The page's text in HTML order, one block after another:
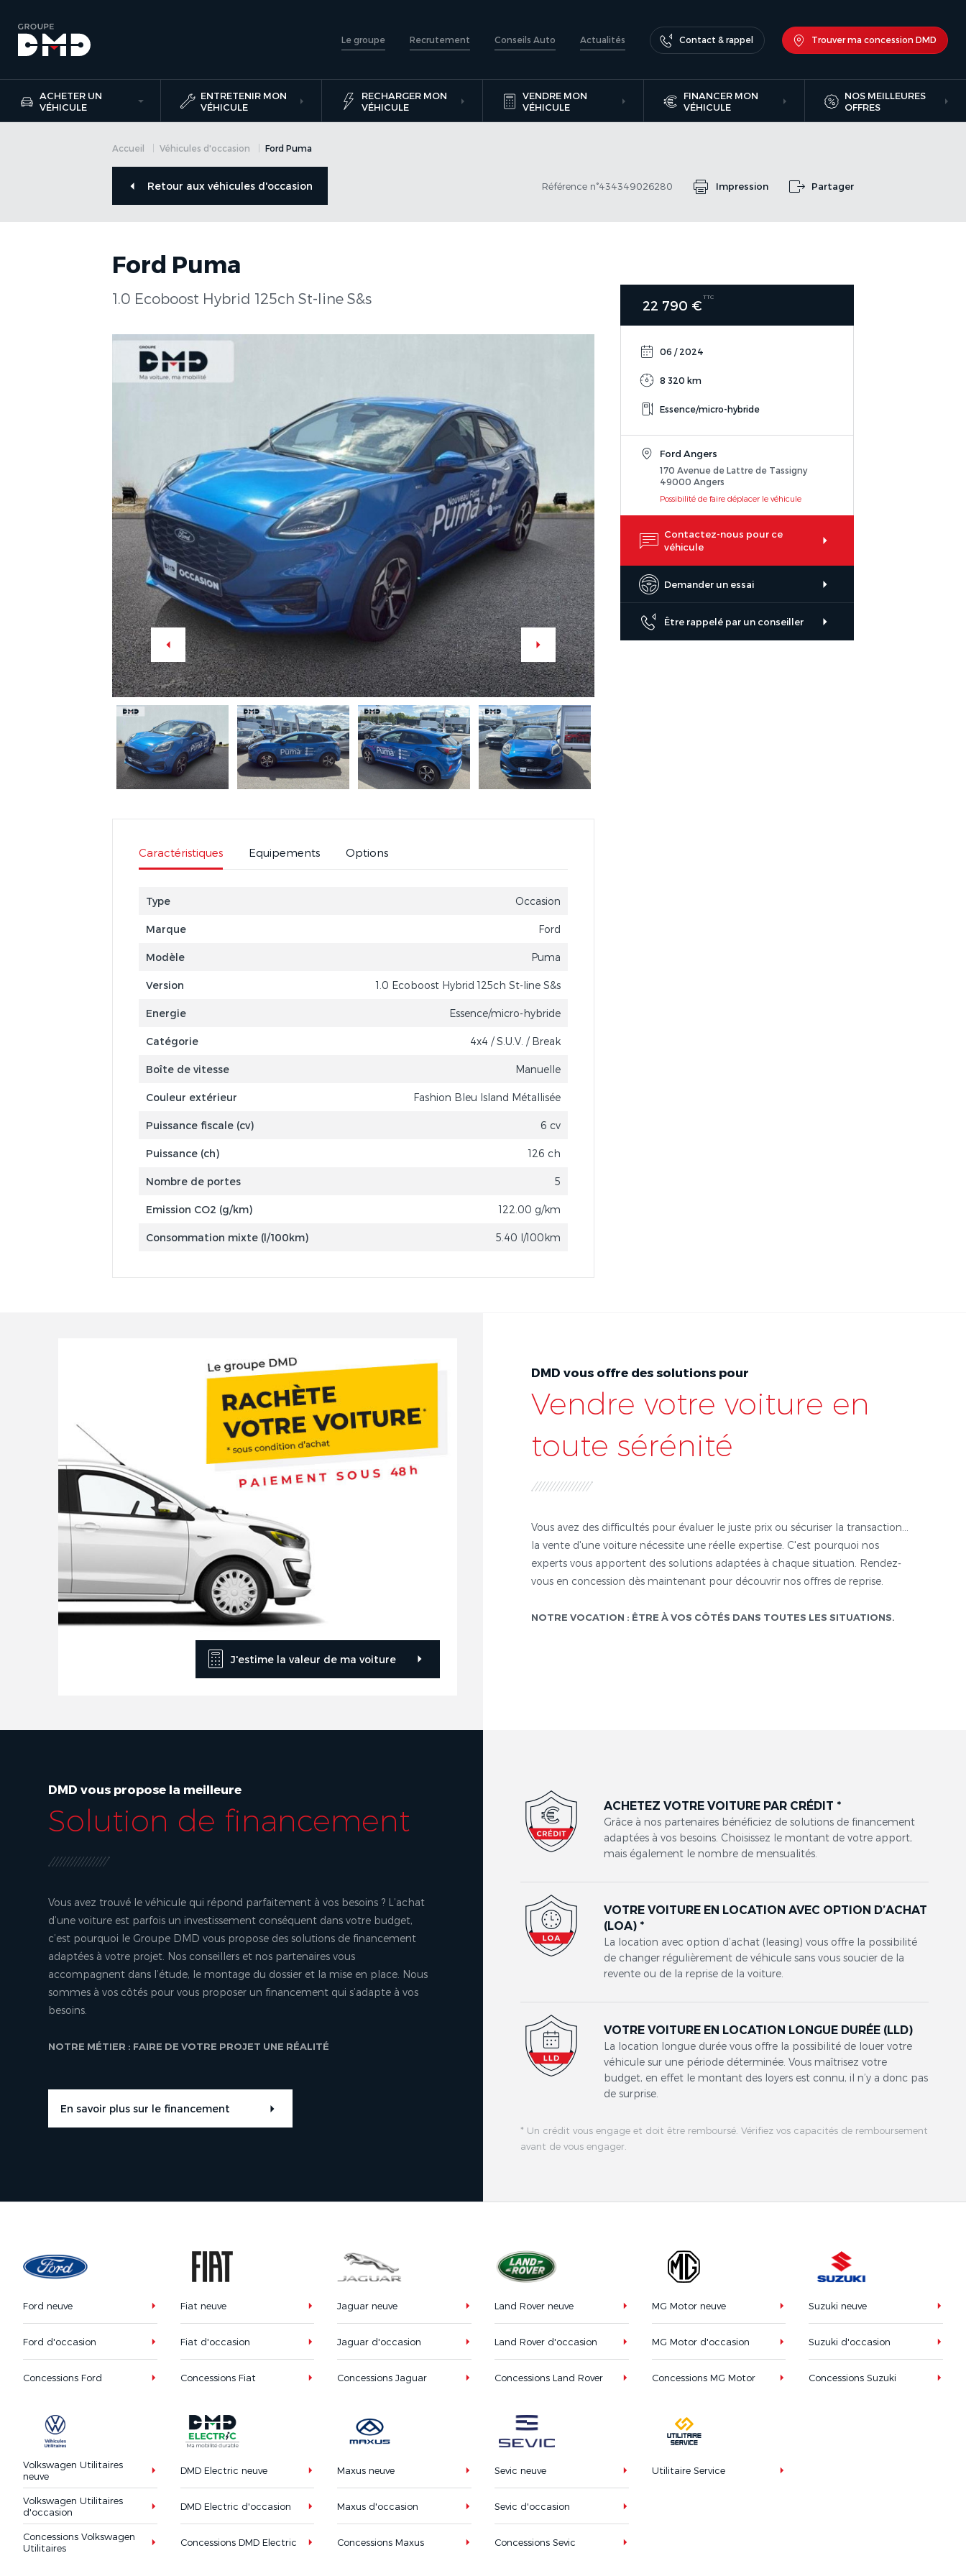
Le groupe Recrutement Conseils Auto Actualités Contact & rappel Trouver ma concession DMD
ACHETER UN
VÉHICULE
ENTRETENIR MON
VÉHICULE
RECHARGER MON
VÉHICULE
VENDRE MON
VÉHICULE
FINANCER MON
VÉHICULE
NOS MEILLEURES
OFFRES
Accueil Véhicules d'occasion Ford Puma
Retour aux véhicules d'occasion Référence n°434349026280 Impression Partager
Ford Puma
1.0 Ecoboost Hybrid 125ch St-line S&s 22 790 €
TTC
06 / 2024
8 320 km
Essence/micro-hybride
Ford Angers
170 Avenue de Lattre de Tassigny
49000 Angers
Possibilité de faire déplacer le véhicule
Contactez-nous pour ce
véhicule
Demander un essai
Être rappelé par un conseiller
Caractéristiques Equipements Options
Type Occasion
Marque Ford
Modèle Puma
Version 1.0 Ecoboost Hybrid 125ch St-line S&s
Energie Essence/micro-hybride
Catégorie 4x4 / S.U.V. / Break
Boîte de vitesse Manuelle
Couleur extérieur Fashion Bleu Island Métallisée
Puissance fiscale (cv) 6 cv
Puissance (ch) 126 ch
Nombre de portes 5
Emission CO2 (g/km) 122.00 g/km
Consommation mixte (l/100km) 5.40 l/100km
J'estime la valeur de ma voiture
DMD vous offre des solutions pour
Vendre votre voiture en
toute sérénité
Vous avez des difficultés pour évaluer le juste prix ou sécuriser la transaction...
la vente d'une voiture nécessite une réelle expertise. C'est pourquoi nos
experts vous apportent des solutions adaptées à chaque situation. Rendez-
vous en concession dès maintenant pour découvrir nos offres de reprise.
NOTRE VOCATION : ÊTRE À VOS CÔTÉS DANS TOUTES LES SITUATIONS.
DMD vous propose la meilleure
Solution de financement
Vous avez trouvé le véhicule qui répond parfaitement à vos besoins ? L’achat
d’une voiture est parfois un investissement conséquent dans votre budget,
c’est pourquoi le Groupe DMD vous propose des solutions de financement
adaptées à votre projet. Nos conseillers et nos partenaires vous
accompagnent dans l’étude, le montage du dossier et la mise en place. Nous
sommes à vos côtés pour vous proposer un financement qui s’adapte à vos
besoins.
NOTRE MÉTIER : FAIRE DE VOTRE PROJET UNE RÉALITÉ
En savoir plus sur le financement
ACHETEZ VOTRE VOITURE PAR CRÉDIT *
Grâce à nos partenaires bénéficiez de solutions de financement
adaptées à vos besoins. Choisissez le montant de votre apport,
mais également le nombre de mensualités.
VOTRE VOITURE EN LOCATION AVEC OPTION D’ACHAT
(LOA) *
La location avec option d’achat (leasing) vous offre la possibilité
de changer régulièrement de véhicule sans vous soucier de la
revente ou de la reprise de la voiture.
VOTRE VOITURE EN LOCATION LONGUE DURÉE (LLD)
La location longue durée vous offre la possibilité de louer votre
véhicule sur une période déterminée. Vous maîtrisez votre
budget, en effet le montant des loyers est connu, il n’y a donc pas
de surprise.
* Un crédit vous engage et doit être remboursé. Vérifiez vos capacités de remboursement
avant de vous engager.
Ford neuve
Ford d'occasion
Concessions Ford
Fiat neuve
Fiat d'occasion
Concessions Fiat
Jaguar neuve
Jaguar d'occasion
Concessions Jaguar
Land Rover neuve
Land Rover d'occasion
Concessions Land Rover
MG Motor neuve
MG Motor d'occasion
Concessions MG Motor
Suzuki neuve
Suzuki d'occasion
Concessions Suzuki
Volkswagen Utilitaires
neuve
Volkswagen Utilitaires
d'occasion
Concessions Volkswagen
Utilitaires
DMD Electric neuve
DMD Electric d'occasion
Concessions DMD Electric
Maxus neuve
Maxus d'occasion
Concessions Maxus
Sevic neuve
Sevic d'occasion
Concessions Sevic
Utilitaire Service